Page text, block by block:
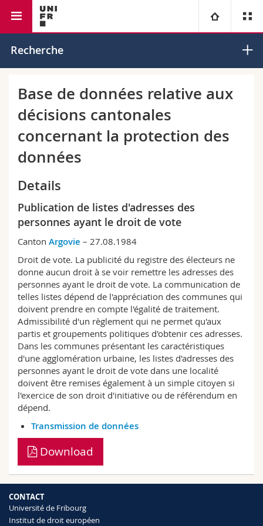
Université
Campus
Recherche
Formation continue
Théologie
Droit
Lettres et sciences humaines
Sciences de l'éducation et de la formation
Sciences et médecine
Interfacultaire
Vous êtes
Futurs étudiants
Médias
Chercheurs
Collaborateurs
Doctorants
Ressources
Plan d'accès
Bibliothèques
Webmail
Programme des cours
MyUnifr
Faculté de droit Institut de droit européen
Recherche
Base de données relative aux
décisions cantonales
concernant la protection des
données
Details
Publication de listes d'adresses des
personnes ayant le droit de vote
Canton Argovie – 27.08.1984
Droit de vote. La publicité du registre des électeurs ne
donne aucun droit à se voir remettre les adresses des
personnes ayant le droit de vote. La communication de
telles listes dépend de l'appréciation des communes qui
doivent prendre en compte l'égalité de traitement.
Admissibilité d'un règlement qui ne permet qu'aux
partis et groupements politiques d'obtenir ces adresses.
Dans les communes présentant les caractéristiques
d'une agglomération urbaine, les listes d'adresses des
personnes ayant le droit de vote dans une localité
doivent être remises également à un simple citoyen si
l'exercice de son droit d'initiative ou de référendum en
dépend.
Transmission de données
Download
CONTACT
Université de Fribourg
Institut de droit européen